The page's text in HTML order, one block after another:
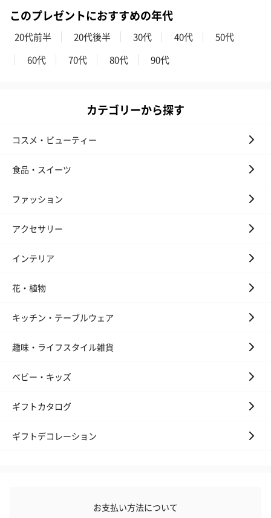
いぶりがっことチーズ
ごろっとうまみ チーズ
このプレゼントにおすすめの年代
20代前半 20代後半 30代 40代
50代
60代
70代 80代 90代
カテゴリーから探す
コスメ・ビューティー
食品・スイーツ
ファッション
アクセサリー
インテリア
花・植物
キッチン・テーブルウェア
趣味・ライフスタイル雑貨
ベビー・キッズ
ギフトカタログ
ギフトデコレーション
お支払い方法について